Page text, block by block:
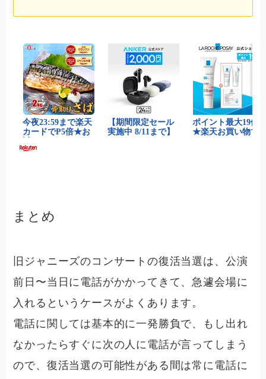
まとめ
旧ジャニーズのコンサートの復活当選は、公演
前日〜当日に電話がかかってきて、急遽会場に
入れるというケースがよくあります。
電話に関しては基本的に一発勝負で、もし出れ
なかったらすぐに次の人に電話が言ってしまう
ので、復活当選の可能性がある間は常に電話に